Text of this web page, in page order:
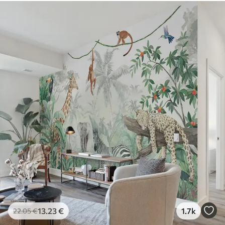
Απρόσκοπτη εφαρμογή
Διαθέσιμα υλικά
Στάνταρ
44 .9826.99€/m²
Πρίμιουμ
56.6734.00€/m²
Premium βινύλιο
65.00 39 .00 €/m²
22.05€13 .23€ 1.7k